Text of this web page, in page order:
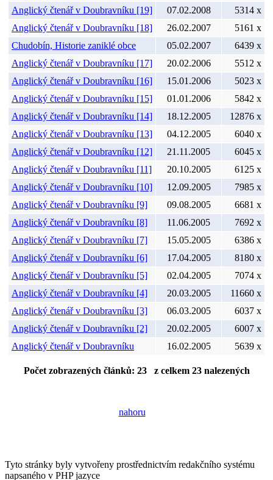
Anglický čtenář v Doubravníku [19]
07.02.2008
5314 x
Anglický čtenář v Doubravníku [18]
26.02.2007
5161 x
Chudobín, Historie zaniklé obce
05.02.2007
6439 x
Anglický čtenář v Doubravníku [17]
20.02.2006
5512 x
Anglický čtenář v Doubravníku [16]
15.01.2006
5023 x
Anglický čtenář v Doubravníku [15]
01.01.2006
5842 x
Anglický čtenář v Doubravníku [14]
18.12.2005
12876 x
Anglický čtenář v Doubravníku [13]
04.12.2005
6040 x
Anglický čtenář v Doubravníku [12]
21.11.2005
6045 x
Anglický čtenář v Doubravníku [11]
20.10.2005
6125 x
Anglický čtenář v Doubravníku [10]
12.09.2005
7985 x
Anglický čtenář v Doubravníku [9]
09.08.2005
6681 x
Anglický čtenář v Doubravníku [8]
11.06.2005
7692 x
Anglický čtenář v Doubravníku [7]
15.05.2005
6386 x
Anglický čtenář v Doubravníku [6]
17.04.2005
8180 x
Anglický čtenář v Doubravníku [5]
02.04.2005
7074 x
Anglický čtenář v Doubravníku [4]
20.03.2005
11660 x
Anglický čtenář v Doubravníku [3]
06.03.2005
6037 x
Anglický čtenář v Doubravníku [2]
20.02.2005
6007 x
Anglický čtenář v Doubravníku
16.02.2005 5639 x
Počet zobrazených článků: 23 z celkem 23 nalezených
nahoru
Tyto stránky byly vytvořeny prostřednictvím redakčního systému
napsaného v PHP jazyce